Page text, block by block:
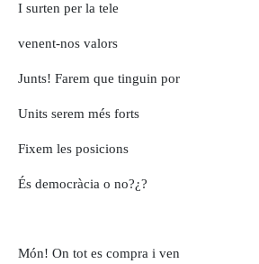
I surten per la tele
venent-nos valors
Junts! Farem que tinguin por
Units serem més forts
Fixem les posicions
És democràcia o no?¿?
Món! On tot es compra i ven